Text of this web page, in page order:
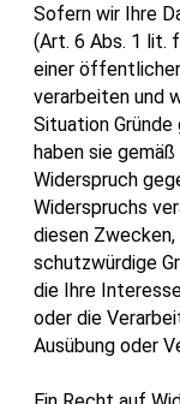
Sofern wir Ihre
(Art. 6 Abs. 1 lit.
einer
verarbeiten und
Situation
haben sie
Widerspruch
Widerspruchs
diesen
schutzwürdige
die Ihre
oder die
Ausübung oder